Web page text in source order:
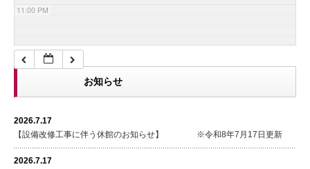
11:00 PM
お知らせ
2026.7.17
【設備改修工事に伴う休館のお知らせ】 ※令和8年7月17日更新
2026.7.17